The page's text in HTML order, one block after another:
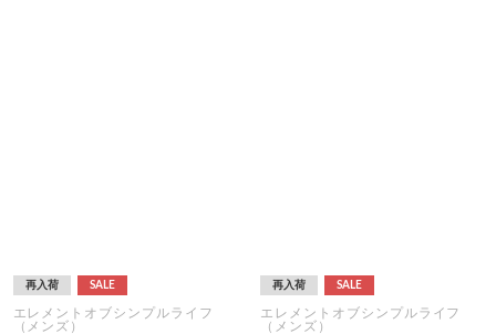
再入荷 SALE
エレメントオブシンプルライフ
（メンズ）
再入荷 SALE
エレメントオブシンプルライフ
（メンズ）